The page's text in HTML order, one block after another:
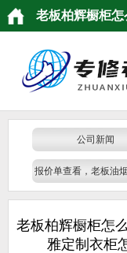
老板柏辉橱柜
莱雅定制衣
公司新闻
报价单查看，老板油
老板柏辉橱柜怎
雅定制衣柜